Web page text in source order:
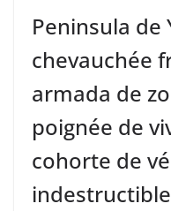
Peninsula de
chevauchée
armada de
poignée de
cohorte de